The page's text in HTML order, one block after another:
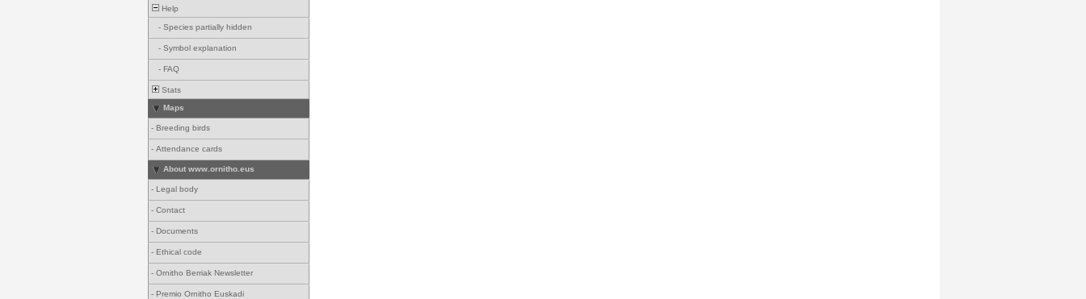
Help
- Species partially hidden
- Symbol explanation
- FAQ
Stats
Maps
- Breeding birds
- Attendance cards
About www.ornitho.eus
- Legal body
- Contact
- Documents
- Ethical code
- Ornitho Berriak Newsletter
- Premio Ornitho Euskadi